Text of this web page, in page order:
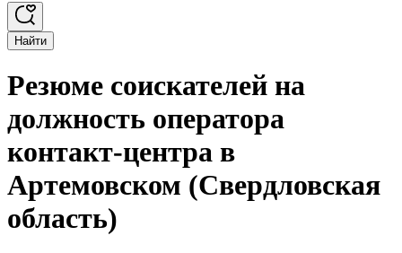
Найти
Резюме соискателей на
должность оператора
контакт-центра в
Артемовском (Свердловская
область)